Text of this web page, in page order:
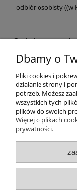
odbiór osobisty((w
Opinie o
Wyświetlane są
weryfikujemy, czy
produkt.
Dbamy o
Pliki cookies i
działanie strony i
potrzeb. Możesz
wszystkich tych
plików do swoich
Więcej o plikach
prywatności.